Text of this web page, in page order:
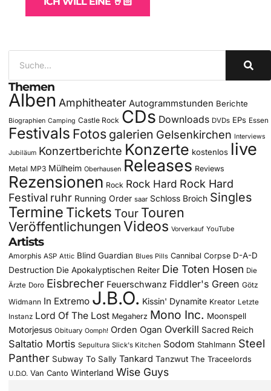
Themen
Alben Amphitheater Autogrammstunden Berichte
Biographien Camping Castle Rock CDs Downloads DVDs EPs Essen
Festivals Fotos galerien Gelsenkirchen Interviews
Jubiläum Konzertberichte Konzerte kostenlos live
Metal MP3 Mülheim Oberhausen Releases Reviews
Rezensionen Rock Rock Hard Rock Hard
Festival ruhr Running Order saar Schloss Broich Singles
Termine Tickets Tour Touren
Veröffentlichungen Videos Vorverkauf YouTube
Artists
Amorphis ASP Attic Blind Guardian Blues Pills Cannibal Corpse D-A-D
Destruction Die Apokalyptischen Reiter Die Toten Hosen Die
Ärzte Doro Eisbrecher Feuerschwanz Fiddler's Green Götz
Widmann In Extremo J.B.O. Kissin' Dynamite Kreator Letzte
Instanz Lord Of The Lost Megaherz Mono Inc. Moonspell
Motorjesus Obituary Oomph! Orden Ogan Overkill Sacred Reich
Saltatio Mortis Sepultura Slick's Kitchen Sodom Stahlmann Steel
Panther Subway To Sally Tankard Tanzwut The Traceelords
U.D.O. Van Canto Winterland Wise Guys